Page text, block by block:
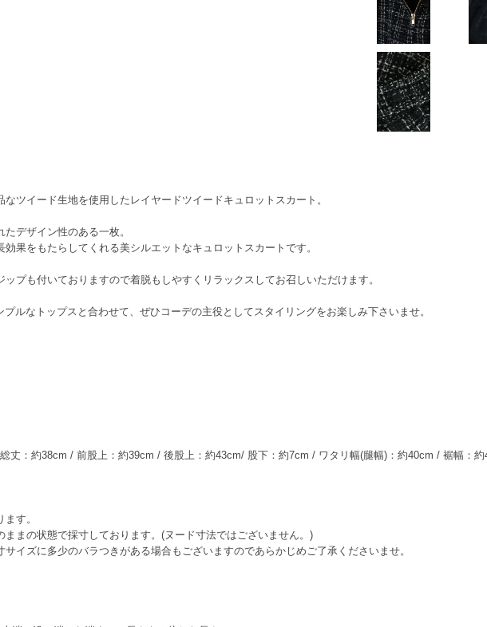
ツイード生地を使用したレイヤードツイードキュロットスカート。
デザイン性のある一枚。
果をもたらしてくれる美シルエットなキュロットスカートです。
プも付いておりますので着脱もしやすくリラックスしてお召しいただけます。
ルなトップスと合わせて、ぜひコーデの主役としてスタイリングをお楽しみ下さいませ。
丈：約38cm / 前股上：約39cm / 後股上：約43cm/ 股下：約7cm / ワタリ幅(腿幅)：約40cm / 裾幅：約
す。
まの状態で採寸しております。(ヌード寸法ではございません。)
イズに多少のバラつきがある場合もございますのであらかじめご了承くださいませ。